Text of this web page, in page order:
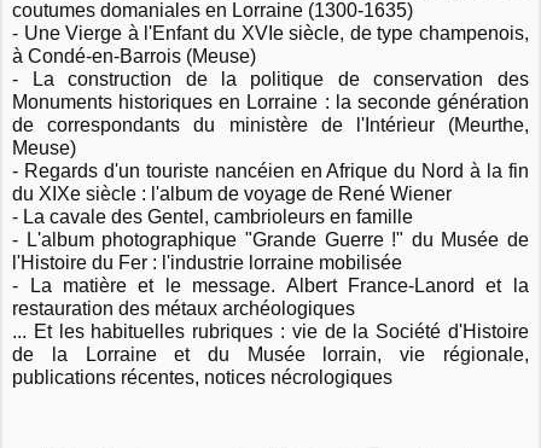
coutumes domaniales en Lorraine (1300-1635)
- Une Vierge à l'Enfant du XVIe siècle, de type champenois,
à Condé-en-Barrois (Meuse)
- La construction de la politique de conservation des
Monuments historiques en Lorraine : la seconde génération
de correspondants du ministère de l'Intérieur (Meurthe,
Meuse)
- Regards d'un touriste nancéien en Afrique du Nord à la fin
du XIXe siècle : l'album de voyage de René Wiener
- La cavale des Gentel, cambrioleurs en famille
- L'album photographique "Grande Guerre !" du Musée de
l'Histoire du Fer : l'industrie lorraine mobilisée
- La matière et le message. Albert France-Lanord et la
restauration des métaux archéologiques
... Et les habituelles rubriques : vie de la Société d'Histoire
de la Lorraine et du Musée lorrain, vie régionale,
publications récentes, notices nécrologiques